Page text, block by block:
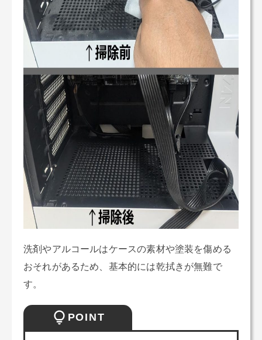
洗剤やアルコールはケースの素材や塗装を傷める
おそれがあるため、基本的には乾拭きが無難で
す。
POINT